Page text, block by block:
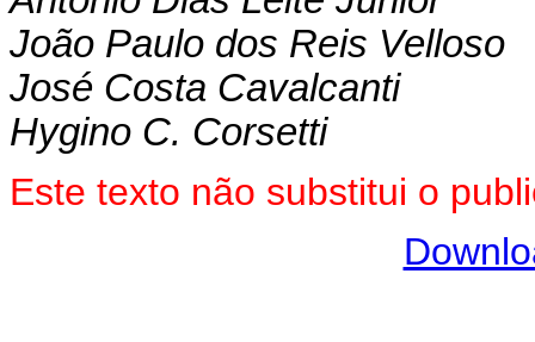
João Paulo dos Reis Velloso
José Costa Cavalcanti
Hygino C. Corsetti
Este texto não substitui o